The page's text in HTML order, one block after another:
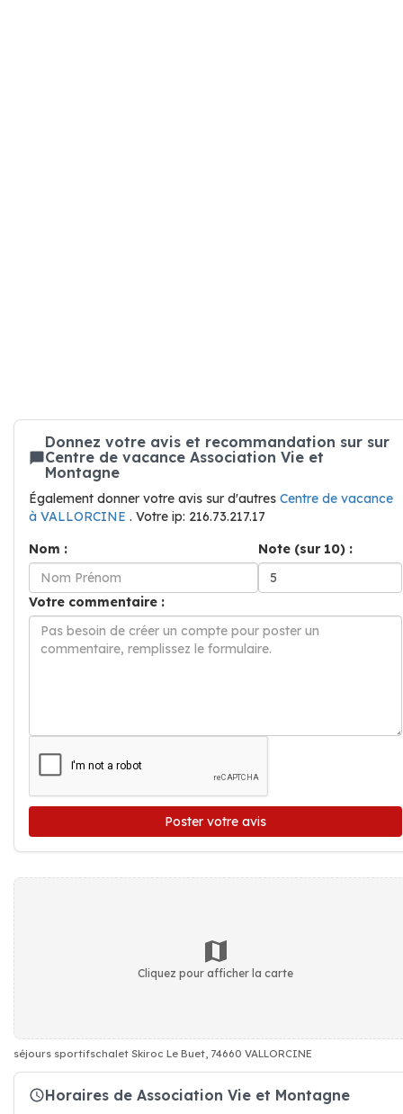
Donnez votre avis et recommandation sur sur
Centre de vacance Association Vie et
Montagne
Également donner votre avis sur d'autres Centre de vacance
à VALLORCINE . Votre ip: 216.73.217.17
Nom :
Note (sur 10) :
Votre commentaire :
Poster votre avis
Cliquez pour afficher la carte
séjours sportifschalet Skiroc Le Buet, 74660 VALLORCINE
Horaires de Association Vie et Montagne